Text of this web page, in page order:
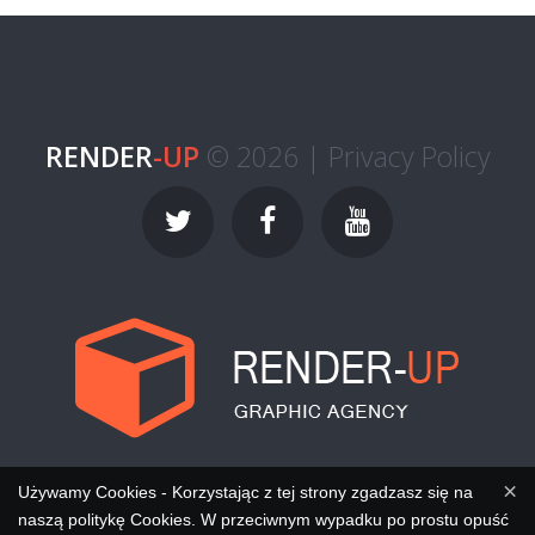
RENDER-UP © 2026 | Privacy Policy
×
Używamy Cookies - Korzystając z tej strony zgadzasz się na
naszą politykę Cookies. W przeciwnym wypadku po prostu opuść